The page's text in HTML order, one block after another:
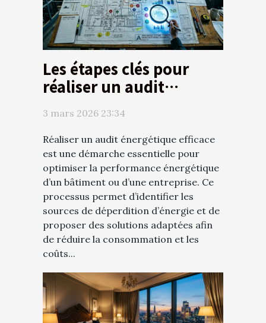
Les étapes clés pour
réaliser un audit
3 mars 2026 23:34
Réaliser un audit énergétique efficace
est une démarche essentielle pour
optimiser la performance énergétique
d’un bâtiment ou d’une entreprise. Ce
processus permet d’identifier les
sources de déperdition d’énergie et de
proposer des solutions adaptées afin
de réduire la consommation et les
coûts...